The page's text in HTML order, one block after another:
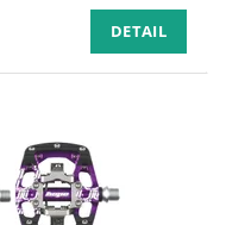
DETAIL